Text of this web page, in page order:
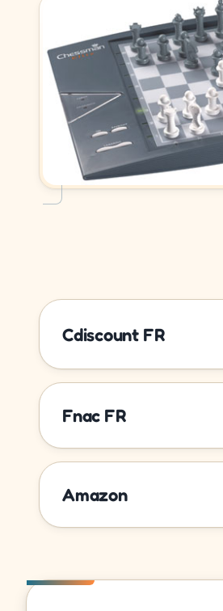
Cdiscount FR
Fnac FR
Amazon